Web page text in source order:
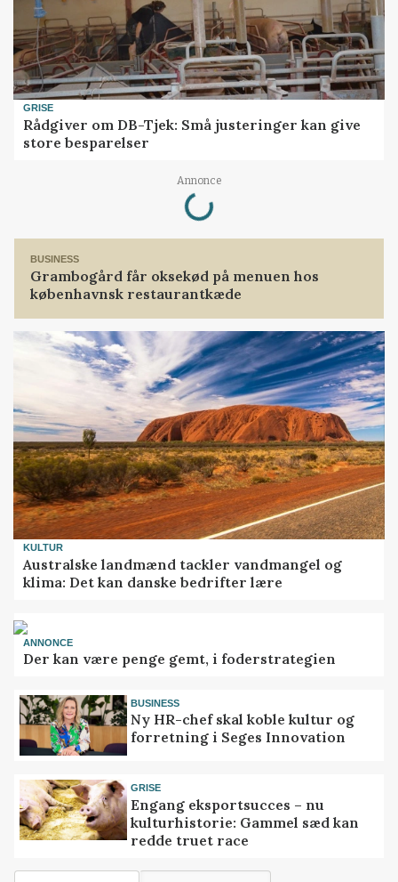
GRISE
Rådgiver om DB-Tjek: Små justeringer kan give
store besparelser
Annonce
Loading...
BUSINESS
Grambogård får oksekød på menuen hos
københavnsk restaurantkæde
KULTUR
Australske landmænd tackler vandmangel og
klima: Det kan danske bedrifter lære
ANNONCE
Der kan være penge gemt, i foderstrategien
BUSINESS
Ny HR-chef skal koble kultur og
forretning i Seges Innovation
GRISE
Engang eksportsucces – nu
kulturhistorie: Gammel sæd kan
redde truet race